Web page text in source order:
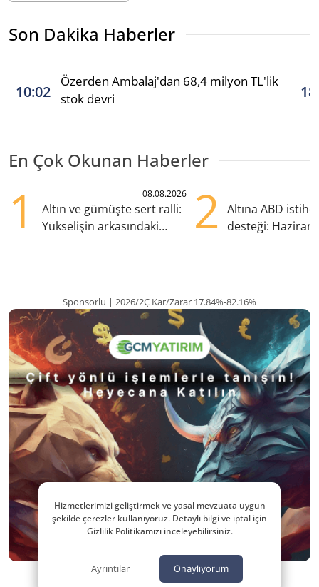
Son Dakika Haberler
10:02
Özerden Ambalaj'dan 68,4 milyon TL'lik
stok devri
En Çok Okunan Haberler
1 08.08.2026
Altın ve gümüşte sert ralli:
Yükselişin arkasındaki
2
Altına ABD
desteği:
Sponsorlu | 2026/2Ç Kar/Zarar 17.84%-82.16%
Hizmetlerimizi geliştirmek ve yasal mevzuata uygun
şekilde çerezler kullanıyoruz. Detaylı bilgi ve iptal için
Gizlilik Politikamızı inceleyebilirsiniz.
Ayrıntılar Onaylıyorum